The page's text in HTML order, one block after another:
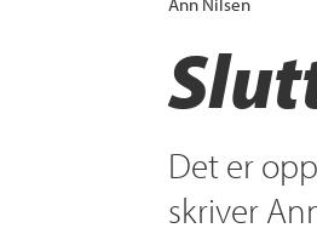
Det er
skriver